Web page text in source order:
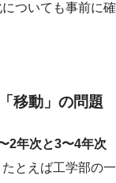
ついても事前に確
移動」の問題
2年次と3〜4年次
とえば工学部の一